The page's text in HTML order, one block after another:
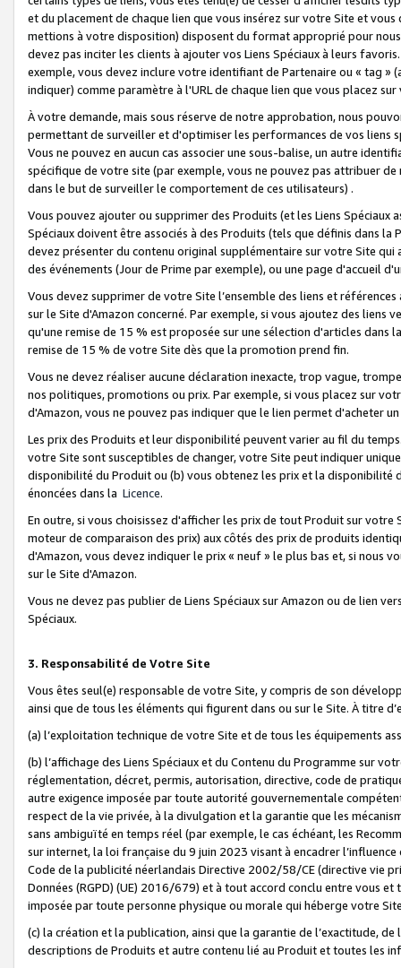
et du placement de chaque lien que vous insérez sur votre Site et
mettions à votre disposition) disposent du format approprié pour
devez pas inciter les clients à ajouter vos Liens Spéciaux à leurs
exemple, vous devez inclure votre identifiant de Partenaire ou « tag
indiquer) comme paramètre à l'URL de chaque lien que vous placez
À votre demande, mais sous réserve de notre approbation, nous
permettant de surveiller et d'optimiser les performances de vos liens
Vous ne pouvez en aucun cas associer une sous-balise, un autre
spécifique de votre site (par exemple, vous ne pouvez pas attribuer
dans le but de surveiller le comportement de ces utilisateurs) .
Vous pouvez ajouter ou supprimer des Produits (et les Liens
Spéciaux doivent être associés à des Produits (tels que définis dans
devez présenter du contenu original supplémentaire sur votre Site qui
des événements (Jour de Prime par exemple), ou une page d'accueil
Vous devez supprimer de votre Site l’ensemble des liens et
sur le Site d'Amazon concerné. Par exemple, si vous ajoutez des
qu'une remise de 15 % est proposée sur une sélection d'articles
remise de 15 % de votre Site dès que la promotion prend fin.
Vous ne devez réaliser aucune déclaration inexacte, trop vague,
nos politiques, promotions ou prix. Par exemple, si vous placez sur
d'Amazon, vous ne pouvez pas indiquer que le lien permet d'acheter
Les prix des Produits et leur disponibilité peuvent varier au fil du
votre Site sont susceptibles de changer, votre Site peut indiquer
disponibilité du Produit ou (b) vous obtenez les prix et la disponibilité
énoncées dans la Licence.
En outre, si vous choisissez d'afficher les prix de tout Produit sur
moteur de comparaison des prix) aux côtés des prix de produits
d'Amazon, vous devez indiquer le prix « neuf » le plus bas et, si nous
sur le Site d'Amazon.
Vous ne devez pas publier de Liens Spéciaux sur Amazon ou de lien
Spéciaux.
3. Responsabilité de Votre Site
Vous êtes seul(e) responsable de votre Site, y compris de son
ainsi que de tous les éléments qui figurent dans ou sur le Site. À titre
(a) l’exploitation technique de votre Site et de tous les équipements
(b) l’affichage des Liens Spéciaux et du Contenu du Programme sur
réglementation, décret, permis, autorisation, directive, code de
autre exigence imposée par toute autorité gouvernementale
respect de la vie privée, à la divulgation et la garantie que les
sans ambiguïté en temps réel (par exemple, le cas échéant, les
sur internet, la loi française du 9 juin 2023 visant à encadrer
Code de la publicité néerlandais Directive 2002/58/CE (directive vie
Données (RGPD) (UE) 2016/679) et à tout accord conclu entre vous
imposée par toute personne physique ou morale qui héberge votre
(c) la création et la publication, ainsi que la garantie de l’exactitude,
descriptions de Produits et autre contenu lié au Produit et toutes les